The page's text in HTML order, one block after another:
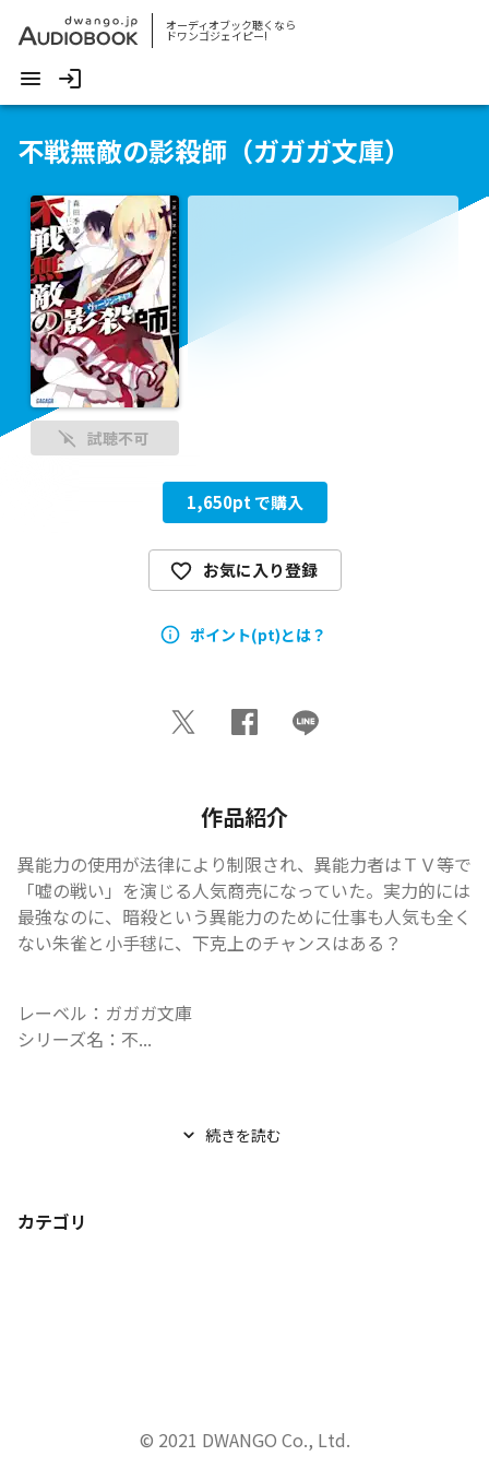
オーディオブック聴くなら
ドワンゴジェイピー!
不戦無敵の影殺師（ガガガ文庫）
試聴不可
1,650pt で購入
お気に入り登録
ポイント(pt)とは？
作品紹介
異能力の使用が法律により制限され、異能力者はＴＶ等で
「嘘の戦い」を演じる人気商売になっていた。実力的には
最強なのに、暗殺という異能力のために仕事も人気も全く
ない朱雀と小手毬に、下克上のチャンスはある？
レーベル：ガガガ文庫
シリーズ名：不...
続きを読む
カテゴリ
© 2021 DWANGO Co., Ltd.